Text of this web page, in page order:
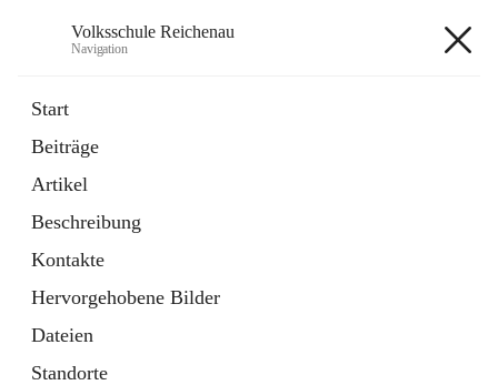
Volksschule Reichenau
Navigation
Start
Beiträge
Artikel
Beschreibung
Kontakte
Hervorgehobene Bilder
Dateien
Standorte
Externe Webseite
in
Tab
Toni Klix Maustraining
Externe Webseite
öffnet
in
neuem
Tab